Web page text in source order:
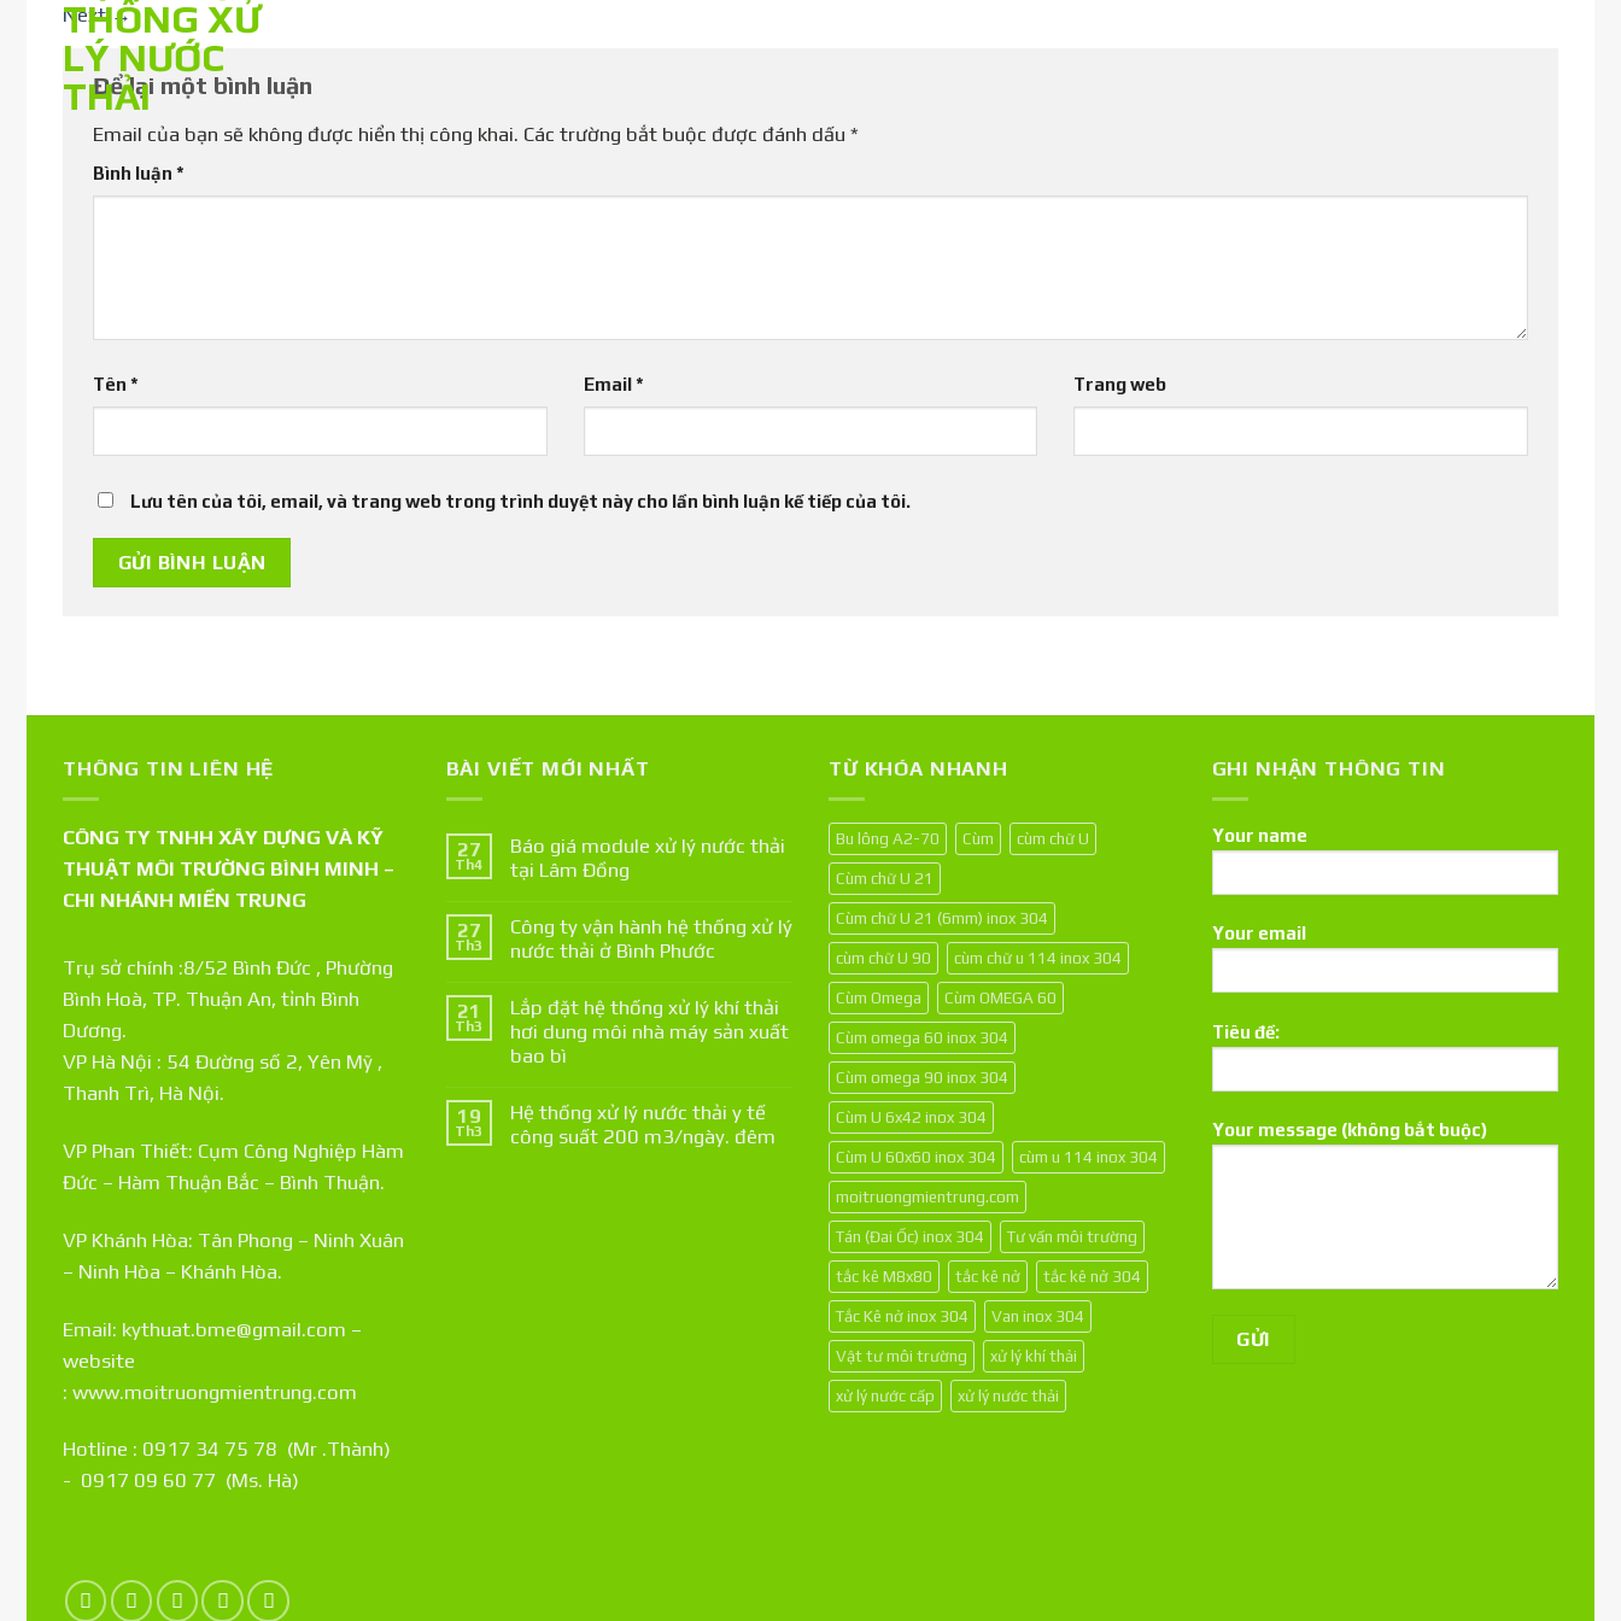
Next→
Để lại một bình luận
Email của bạn sẽ không được hiển thị công khai. Các trường bắt buộc được đánh dấu *
Bình luận *
Tên * Email* Trang web
Lưu tên của tôi, email, và trang web trong trình duyệt này cho lần bình luận kế tiếp của tôi.
THÔNG TIN LIÊN HỆ
CÔNG TY TNHH XÂY DỰNG VÀ KỸ
THUẬT MÔI TRƯỜNG BÌNH MINH –
CHI NHÁNH MIỀN TRUNG
Trụ sở chính :8/52 Bình Đức , Phường
Bình Hoà, TP. Thuận An, tỉnh Bình
Dương.
VP Hà Nội : 54 Đường số 2, Yên Mỹ ,
Thanh Trì, Hà Nội.
VP Phan Thiết: Cụm Công Nghiệp Hàm
Đức – Hàm Thuận Bắc – Bình Thuận.
VP Khánh Hòa: Tân Phong – Ninh Xuân
– Ninh Hòa – Khánh Hòa.
Email: kythuat.bme@gmail.com –
website
: www.moitruongmientrung.com
Hotline : 0917 34 75 78 (Mr .Thành)
- 0917 09 60 77 (Ms. Hà)
BÀI VIẾT MỚI NHẤT
27
Th4
Báo giá module xử lý nước thải
tại Lâm Đồng
27
Th3
Công ty vận hành hệ thống xử lý
nước thải ở Bình Phước
21
Th3
Lắp đặt hệ thống xử lý khí thải
hơi dung môi nhà máy sản xuất
bao bì
19
Th3
Hệ thống xử lý nước thải y tế
công suất 200 m3/ngày. đêm
TỪ KHÓA NHANH
Bu lông A2-70 Cùm cùm chữ U
Cùm chữ U 21
Cùm chữ U 21 (6mm) inox 304
cùm chữ U 90 cùm chữ u 114 inox 304
Cùm Omega Cùm OMEGA 60
Cùm omega 60 inox 304
Cùm omega 90 inox 304
Cùm U 6x42 inox 304
Cùm U 60x60 inox 304 cùm u 114 inox 304
moitruongmientrung.com
Tán (Đai Ốc) inox 304 Tư vấn môi trường
tắc kê M8x80 tắc kê nở tắc kê nở 304
Tắc Kê nở inox 304 Van inox 304
Vật tư môi trường xử lý khí thải
xử lý nước cấp xử lý nước thải
GHI NHẬN THÔNG TIN
Your name
Your email
Tiêu đề:
Your message (không bắt buộc)